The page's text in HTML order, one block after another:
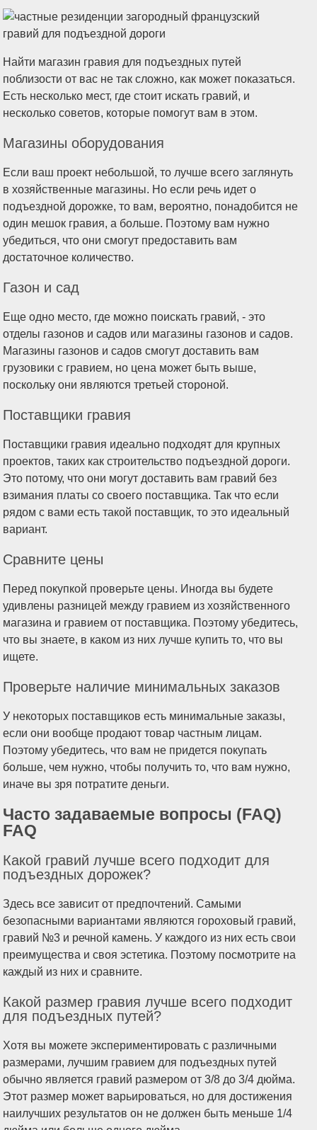
Найти магазин гравия для подъездных путей
поблизости от вас не так сложно, как может показаться.
Есть несколько мест, где стоит искать гравий, и
несколько советов, которые помогут вам в этом.
Магазины оборудования
Если ваш проект небольшой, то лучше всего заглянуть
в хозяйственные магазины. Но если речь идет о
подъездной дорожке, то вам, вероятно, понадобится не
один мешок гравия, а больше. Поэтому вам нужно
убедиться, что они смогут предоставить вам
достаточное количество.
Газон и сад
Еще одно место, где можно поискать гравий, - это
отделы газонов и садов или магазины газонов и садов.
Магазины газонов и садов смогут доставить вам
грузовики с гравием, но цена может быть выше,
поскольку они являются третьей стороной.
Поставщики гравия
Поставщики гравия идеально подходят для крупных
проектов, таких как строительство подъездной дороги.
Это потому, что они могут доставить вам гравий без
взимания платы со своего поставщика. Так что если
рядом с вами есть такой поставщик, то это идеальный
вариант.
Сравните цены
Перед покупкой проверьте цены. Иногда вы будете
удивлены разницей между гравием из хозяйственного
магазина и гравием от поставщика. Поэтому убедитесь,
что вы знаете, в каком из них лучше купить то, что вы
ищете.
Проверьте наличие минимальных заказов
У некоторых поставщиков есть минимальные заказы,
если они вообще продают товар частным лицам.
Поэтому убедитесь, что вам не придется покупать
больше, чем нужно, чтобы получить то, что вам нужно,
иначе вы зря потратите деньги.
Часто задаваемые вопросы (FAQ)
FAQ
Какой гравий лучше всего подходит для
подъездных дорожек?
Здесь все зависит от предпочтений. Самыми
безопасными вариантами являются гороховый гравий,
гравий №3 и речной камень. У каждого из них есть свои
преимущества и своя эстетика. Поэтому посмотрите на
каждый из них и сравните.
Какой размер гравия лучше всего подходит
для подъездных путей?
Хотя вы можете экспериментировать с различными
размерами, лучшим гравием для подъездных путей
обычно является гравий размером от 3/8 до 3/4 дюйма.
Этот размер может варьироваться, но для достижения
наилучших результатов он не должен быть меньше 1/4